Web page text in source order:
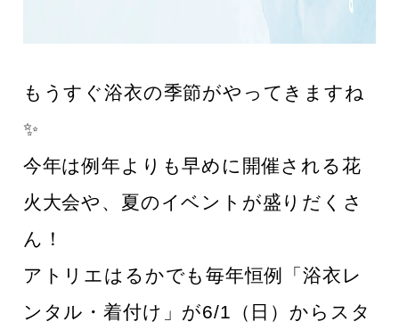
もうすぐ浴衣の季節がやってきますね
✨
今年は例年よりも早めに開催される花
火大会や、夏のイベントが盛りだくさ
ん！
アトリエはるかでも毎年恒例「浴衣レ
ンタル・着付け」が6/1（日）からスタ